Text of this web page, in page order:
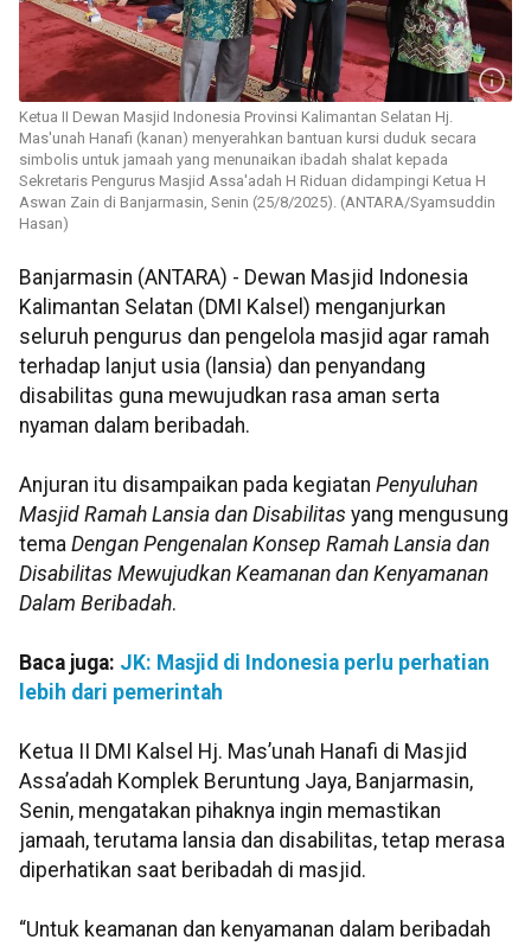
Ketua II Dewan Masjid Indonesia Provinsi Kalimantan Selatan Hj.
Mas'unah Hanafi (kanan) menyerahkan bantuan kursi duduk secara
simbolis untuk jamaah yang menunaikan ibadah shalat kepada
Sekretaris Pengurus Masjid Assa'adah H Riduan didampingi Ketua H
Aswan Zain di Banjarmasin, Senin (25/8/2025). (ANTARA/Syamsuddin
Hasan)
Banjarmasin (ANTARA) - Dewan Masjid Indonesia
Kalimantan Selatan (DMI Kalsel) menganjurkan
seluruh pengurus dan pengelola masjid agar ramah
terhadap lanjut usia (lansia) dan penyandang
disabilitas guna mewujudkan rasa aman serta
nyaman dalam beribadah.
Anjuran itu disampaikan pada kegiatan Penyuluhan
Masjid Ramah Lansia dan Disabilitas yang mengusung
tema Dengan Pengenalan Konsep Ramah Lansia dan
Disabilitas Mewujudkan Keamanan dan Kenyamanan
Dalam Beribadah.
Baca juga: JK: Masjid di Indonesia perlu perhatian
lebih dari pemerintah
Ketua II DMI Kalsel Hj. Mas’unah Hanafi di Masjid
Assa’adah Komplek Beruntung Jaya, Banjarmasin,
Senin, mengatakan pihaknya ingin memastikan
jamaah, terutama lansia dan disabilitas, tetap merasa
diperhatikan saat beribadah di masjid.
“Untuk keamanan dan kenyamanan dalam beribadah